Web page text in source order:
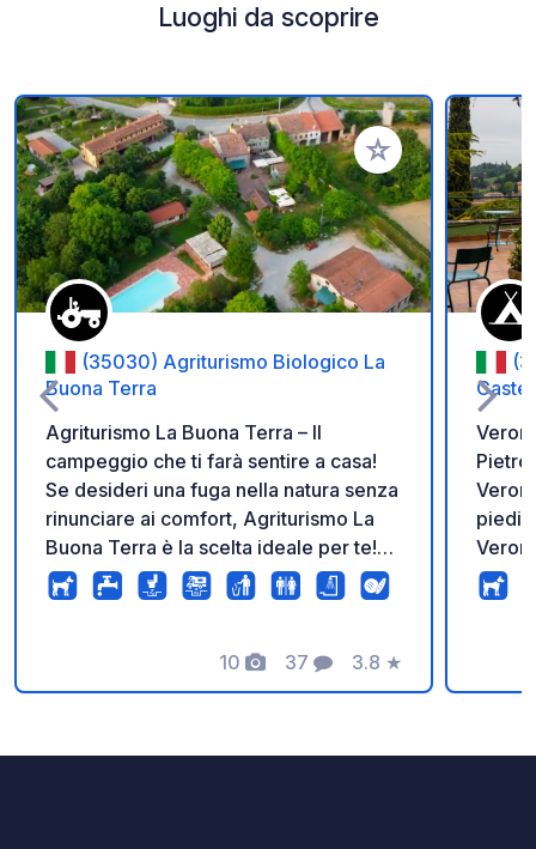
Luoghi da scoprire
Aggiungi ai tuoi
(35030) Agriturismo Biologico La
Buona Terra
Agriturismo La Buona Terra – Il
campeggio che ti farà sentire a casa!
Se desideri una fuga nella natura senza
rinunciare ai comfort, Agriturismo La
Buona Terra è la scelta ideale per te!
Situato in un angolo tranquillo e
rigenerante, il nostro campeggio a
un'esperienza autentica e rilassante,
dove ogni dettaglio è pensato per farti
10
Foto
37
Commenti
3.8
Valutazione
★
piedi